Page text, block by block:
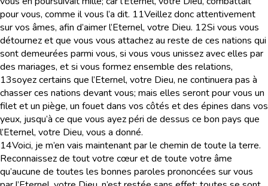
pour vous, comme il vous l’a dit. 11Veillez donc attentivement
sur vos âmes, afin d’aimer l’Eternel, votre Dieu. 12Si vous vous
détournez et que vous vous attachez au reste de ces nations qui
sont demeurées parmi vous, si vous vous unissez avec elles par
des mariages, et si vous formez ensemble des relations,
13soyez certains que l’Eternel, votre Dieu, ne continuera pas à
chasser ces nations devant vous; mais elles seront pour vous un
filet et un piège, un fouet dans vos côtés et des épines dans vos
yeux, jusqu’à ce que vous ayez péri de dessus ce bon pays que
l’Eternel, votre Dieu, vous a donné.
14Voici, je m’en vais maintenant par le chemin de toute la terre.
Reconnaissez de tout votre cœur et de toute votre âme
qu’aucune de toutes les bonnes paroles prononcées sur vous